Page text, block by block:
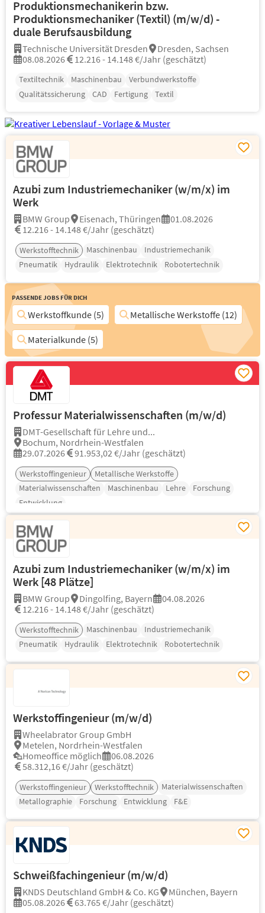
Produktionsmechanikerin bzw.
Produktionsmechaniker (Textil) (m/w/d) -
duale Berufsausbildung
Technische Universität Dresden
Dresden, Sachsen
08.08.2026
12.216 - 14.148 €/Jahr (geschätzt)
Textiltechnik Maschinenbau
Verbundwerkstoffe
Qualitätssicherung
CAD Fertigung Textil
Azubi zum Industriemechaniker (w/m/x) im
Werk
BMW Group Eisenach, Thüringen
01.08.2026
12.216 - 14.148 €/Jahr (geschätzt)
Werkstofftechnik Maschinenbau
Industriemechanik
Pneumatik
Hydraulik Elektrotechnik Robotertechnik
Passende Jobs für Dich
Werkstoffkunde (5)
Metallische Werkstoffe (12)
Materialkunde (5)
Professur Materialwissenschaften (m/w/d)
DMT-Gesellschaft für Lehre und...
Bochum, Nordrhein-Westfalen
29.07.2026
91.953,02 €/Jahr (geschätzt)
Werkstoffingenieur
Metallische Werkstoffe
Materialwissenschaften
Maschinenbau Lehre
Forschung
Entwicklung
Azubi zum Industriemechaniker (w/m/x) im
Werk [48 Plätze]
BMW Group Dingolfing, Bayern
04.08.2026
12.216 - 14.148 €/Jahr (geschätzt)
Werkstofftechnik Maschinenbau
Industriemechanik
Pneumatik
Hydraulik Elektrotechnik Robotertechnik
Werkstoffingenieur (m/w/d)
Wheelabrator Group GmbH
Metelen, Nordrhein-Westfalen
Homeoffice möglich
06.08.2026
58.312,16 €/Jahr (geschätzt)
Werkstoffingenieur Werkstofftechnik
Materialwissenschaften
Metallographie
Forschung Entwicklung F&E
Schweißfachingenieur (m/w/d)
KNDS Deutschland GmbH & Co. KG
München, Bayern
05.08.2026
63.765 €/Jahr (geschätzt)